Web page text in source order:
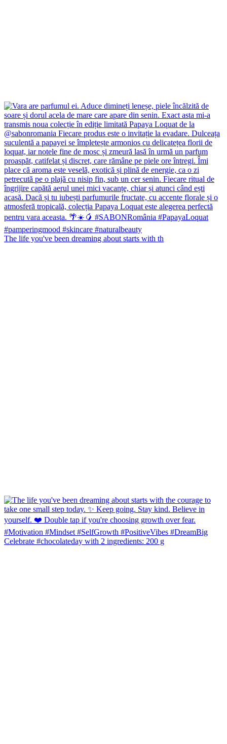
The life you've been dreaming about starts with th
Celebrate #chocolateday with 2 ingredients: 200 g